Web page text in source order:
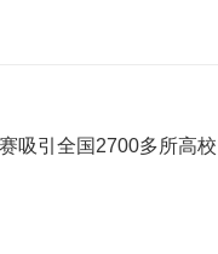
吸引全国2700多所高